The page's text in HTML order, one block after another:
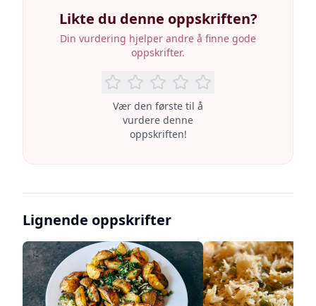
Likte du denne oppskriften?
Din vurdering hjelper andre å finne gode
oppskrifter.
Vær den første til å
vurdere denne
oppskriften!
Lignende oppskrifter